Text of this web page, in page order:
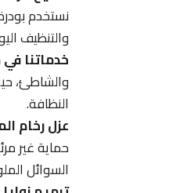
نستخدم
والتنظيف
خدماتنا
والشاطئ،
النظافة.
عزل رخام
حماية غير
السوائل